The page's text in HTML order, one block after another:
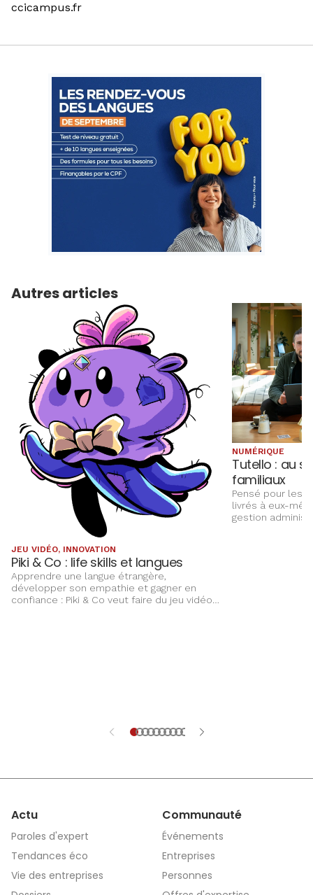
ccicampus.fr
Autres articles
JEU VIDÉO, INNOVATION
Piki & Co : life skills et langues
Apprendre une langue étrangère,
développer son empathie et gagner en
confiance : Piki & Co veut faire du jeu vidéo
NUMÉRIQUE
Tutello : au
familiaux
Pensé pour les
livrés à eux-
gestion
Actu
Paroles d'expert
Tendances éco
Vie des entreprises
Communauté
Événements
Entreprises
Personnes